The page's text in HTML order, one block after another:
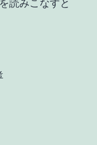
読みこなすと